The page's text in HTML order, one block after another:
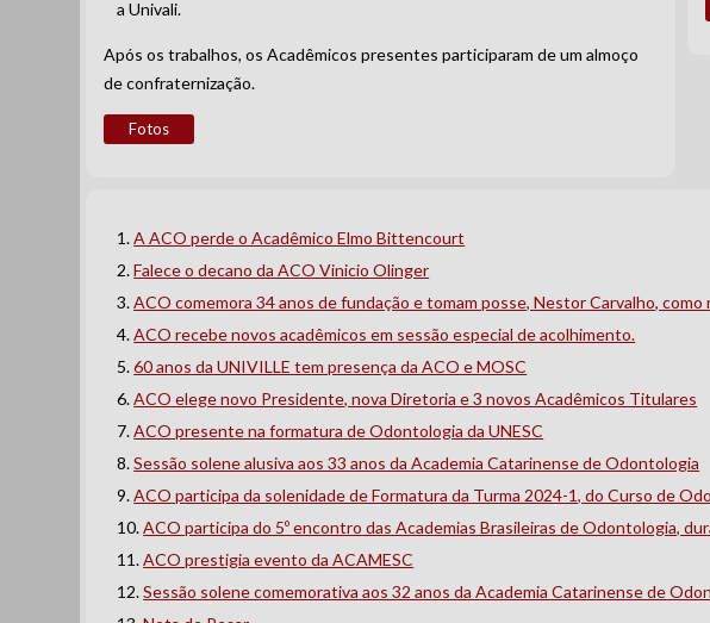
a Univali.
Após os trabalhos, os Acadêmicos presentes participaram de um almoço
de confraternização.
Fotos
A ACO perde o Acadêmico Elmo Bittencourt
Falece o decano da ACO Vinicio Olinger
ACO comemora 34 anos de fundação e tomam posse, Nestor Carvalho,
ACO recebe novos acadêmicos em sessão especial de acolhimento.
60 anos da UNIVILLE tem presença da ACO e MOSC
ACO elege novo Presidente, nova Diretoria e 3 novos Acadêmicos Titulares
ACO presente na formatura de Odontologia da UNESC
Sessão solene alusiva aos 33 anos da Academia Catarinense de Odontologia
ACO participa da solenidade de Formatura da Turma 2024-1, do Curso de
ACO participa do 5º encontro das Academias Brasileiras de Odontologia,
ACO prestigia evento da ACAMESC
Sessão solene comemorativa aos 32 anos da Academia Catarinense de